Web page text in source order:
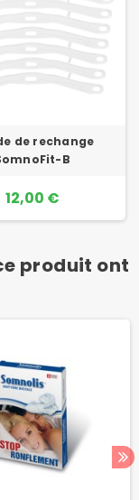
de rechange
B
12,00 €
produit ont